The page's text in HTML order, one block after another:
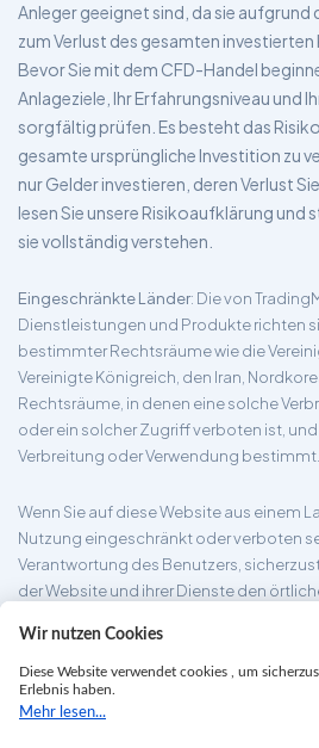
Anleger geeignet sind, da sie aufgrund
zum Verlust des gesamten investierten
Bevor Sie mit dem CFD-Handel
Anlageziele, Ihr Erfahrungsniveau und
sorgfältig prüfen. Es besteht das
gesamte ursprüngliche Investition zu
nur Gelder investieren, deren Verlust
lesen Sie unsere Risikoaufklärung und
sie vollständig verstehen.
Eingeschränkte Länder: Die von
Dienstleistungen und Produkte richten
bestimmter Rechtsräume wie die
Vereinigte Königreich, den Iran,
Rechtsräume, in denen eine solche
oder ein solcher Zugriff verboten ist,
Verbreitung oder Verwendung bestimmt.
Wenn Sie auf diese Website aus einem
Nutzung eingeschränkt oder verboten
Verantwortung des Benutzers,
der Website und ihrer Dienste den
seiner Website bereitgestellten
Rechtsgebiete geeignet sind.